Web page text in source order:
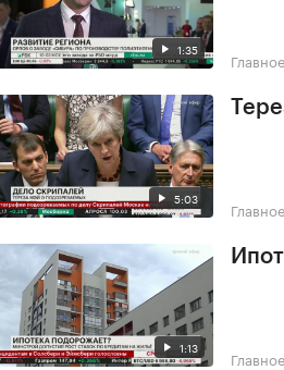
1:35 Главное
5:03 Главное
1:13 Главное